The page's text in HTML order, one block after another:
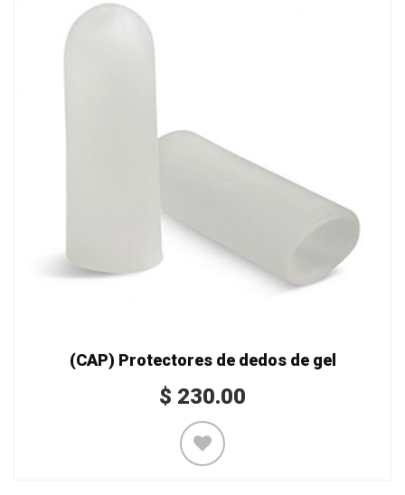
(CAP) Protectores de dedos de gel
$ 230.00